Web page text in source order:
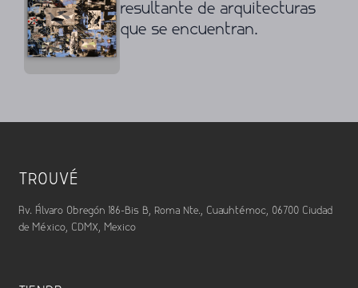
resultante de arquitecturas
que se encuentran.
TROUVÉ
Av. Álvaro Obregón 186-Bis B, Roma Nte., Cuauhtémoc, 06700 Ciudad
de México, CDMX, Mexico